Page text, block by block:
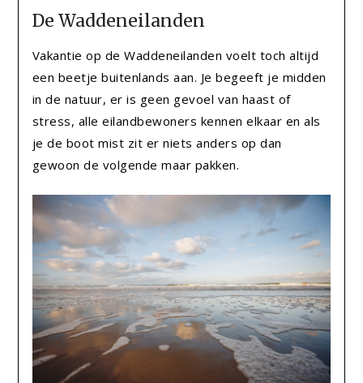
De Waddeneilanden
Vakantie op de Waddeneilanden voelt toch altijd
een beetje buitenlands aan. Je begeeft je midden
in de natuur, er is geen gevoel van haast of
stress, alle eilandbewoners kennen elkaar en als
je de boot mist zit er niets anders op dan
gewoon de volgende maar pakken.